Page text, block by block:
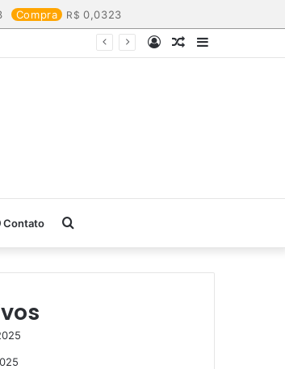
Compra 0,0323
Barra
Artigo
Entrar
Contato Procurar
por